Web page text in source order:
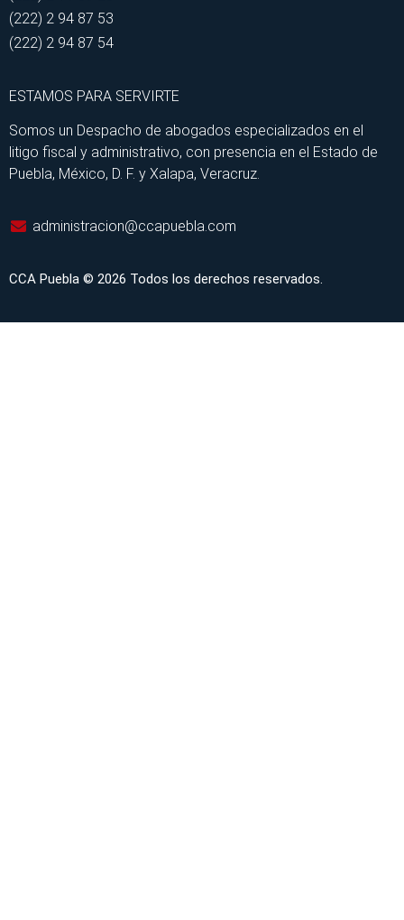
(222) 2 94 87 53
(222) 2 94 87 54
ESTAMOS PARA SERVIRTE
Somos un Despacho de abogados especializados en el
litigo fiscal y administrativo, con presencia en el Estado de
Puebla, México, D. F. y Xalapa, Veracruz.
administracion@ccapuebla.com
CCA Puebla © 2026 Todos los derechos reservados.